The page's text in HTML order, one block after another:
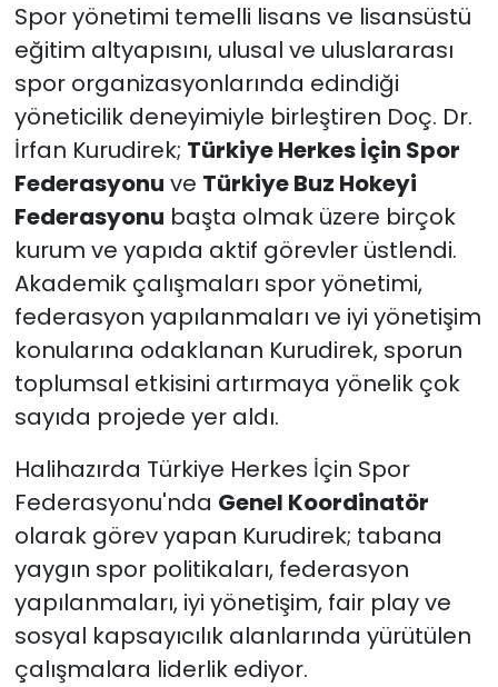
Spor yönetimi temelli lisans ve lisansüstü
eğitim altyapısını, ulusal ve uluslararası
spor organizasyonlarında edindiği
yöneticilik deneyimiyle birleştiren Doç. Dr.
İrfan Kurudirek; Türkiye Herkes İçin Spor
Federasyonu ve Türkiye Buz Hokeyi
Federasyonu başta olmak üzere birçok
kurum ve yapıda aktif görevler üstlendi.
Akademik çalışmaları spor yönetimi,
federasyon yapılanmaları ve iyi yönetişim
konularına odaklanan Kurudirek, sporun
toplumsal etkisini artırmaya yönelik çok
sayıda projede yer aldı.
Halihazırda Türkiye Herkes İçin Spor
Federasyonu'nda Genel Koordinatör
olarak görev yapan Kurudirek; tabana
yaygın spor politikaları, federasyon
yapılanmaları, iyi yönetişim, fair play ve
sosyal kapsayıcılık alanlarında yürütülen
çalışmalara liderlik ediyor.